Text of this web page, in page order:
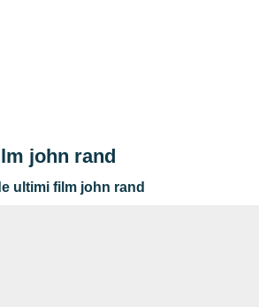
john rand
ultimi film john rand